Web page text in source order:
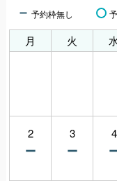
予約枠無し
月 火
2 3 4